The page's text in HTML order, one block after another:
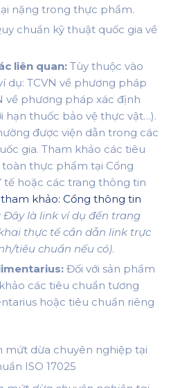
nặng trong thực phẩm.
chuẩn kỹ thuật quốc gia về
liên quan: Tùy thuộc vào
dụ: TCVN về phương pháp
về phương pháp xác định
hạn thuốc bảo vệ thực vật…).
được viện dẫn trong các
gia. Tham khảo các tiêu
thực phẩm tại Cổng
tế hoặc các trang thông tin
khảo: Cổng thông tin
Đây là link ví dụ đến trang
thực tế cần dẫn link trực
tiêu chuẩn nếu có).
Đối với sản phẩm
các tiêu chuẩn tương
hoặc tiêu chuẩn riêng